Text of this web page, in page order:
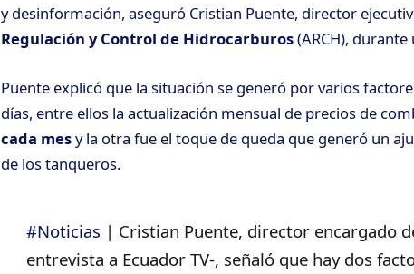
y desinformación, aseguró Cristian Puente, director
Regulación y Control de Hidrocarburos(ARCH),
Puente explicó que la situación se generó por varios
días, entre ellos la actualización mensual de precios de
cada mesy la otra fue el toque de queda que generó un
de los tanqueros.
#Noticias | Cristian Puente, director encargado
entrevista a Ecuador TV-, señaló que hay dos